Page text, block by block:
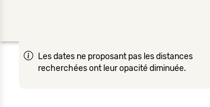
Les dates ne proposant pas les distances
recherchées ont leur opacité diminuée.